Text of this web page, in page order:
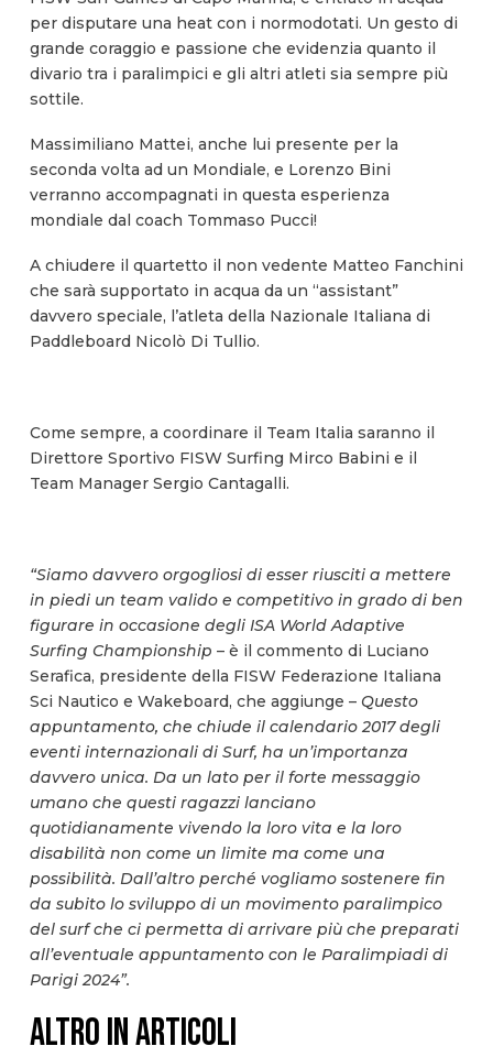
per disputare una heat con i normodotati. Un gesto di
grande coraggio e passione che evidenzia quanto il
divario tra i paralimpici e gli altri atleti sia sempre più
sottile.
Massimiliano Mattei, anche lui presente per la
seconda volta ad un Mondiale, e Lorenzo Bini
verranno accompagnati in questa esperienza
mondiale dal coach Tommaso Pucci!
A chiudere il quartetto il non vedente Matteo Fanchini
che sarà supportato in acqua da un “assistant”
davvero speciale, l’atleta della Nazionale Italiana di
Paddleboard Nicolò Di Tullio.
Come sempre, a coordinare il Team Italia saranno il
Direttore Sportivo FISW Surfing Mirco Babini e il
Team Manager Sergio Cantagalli.
“Siamo davvero orgogliosi di esser riusciti a mettere
in piedi un team valido e competitivo in grado di ben
figurare in occasione degli ISA World Adaptive
Surfing Championship – è il commento di Luciano
Serafica, presidente della FISW Federazione Italiana
Sci Nautico e Wakeboard, che aggiunge – Questo
appuntamento, che chiude il calendario 2017 degli
eventi internazionali di Surf, ha un’importanza
davvero unica. Da un lato per il forte messaggio
umano che questi ragazzi lanciano
quotidianamente vivendo la loro vita e la loro
disabilità non come un limite ma come una
possibilità. Dall’altro perché vogliamo sostenere fin
da subito lo sviluppo di un movimento paralimpico
del surf che ci permetta di arrivare più che preparati
all’eventuale appuntamento con le Paralimpiadi di
Parigi 2024”.
ALTRO IN ARTICOLI